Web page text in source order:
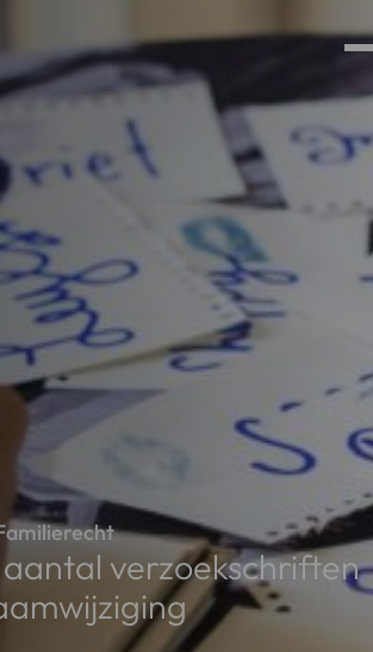
verzoekschriften